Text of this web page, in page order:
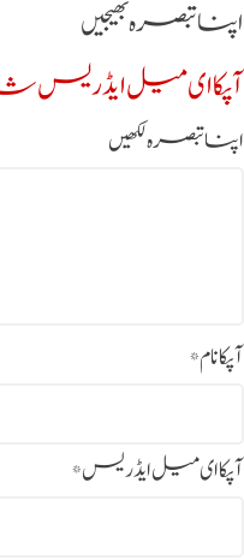
اپنا تبصرہ بھیجیں
آپکا ای میل ایڈریس
اپنا تبصرہ لکھیں
آپکا نام*
آپکا ای میل ایڈریس*